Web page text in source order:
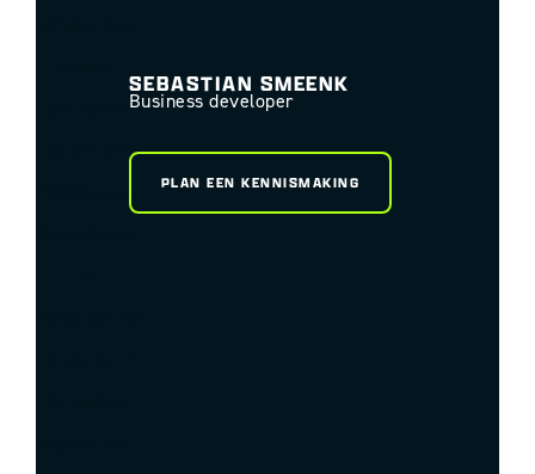
SEBASTIAN SMEENK
Business developer
PLAN EEN KENNISMAKING